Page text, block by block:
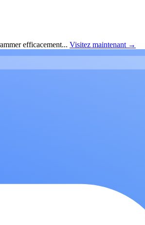
efficacement... Visitez maintenant →